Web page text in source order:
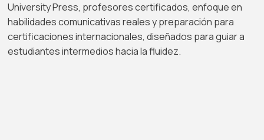
University Press, profesores certificados, enfoque en
habilidades comunicativas reales y preparación para
certificaciones internacionales, diseñados para guiar a
estudiantes intermedios hacia la fluidez.